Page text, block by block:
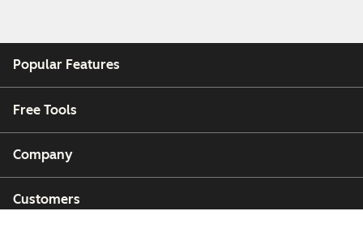
Popular Features
Free Tools
Company
Customers